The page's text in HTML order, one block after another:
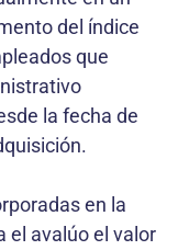
del índice
que
la fecha de
en la
el avalúo el valor